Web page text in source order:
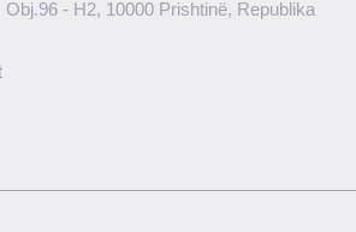
- H2, 10000 Prishtinë, Republika